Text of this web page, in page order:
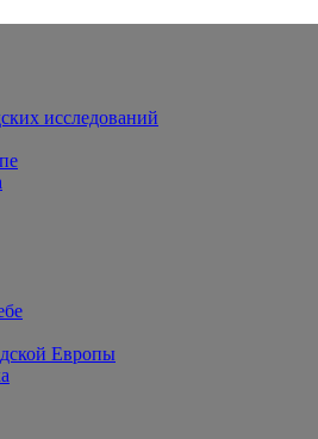
Европа
исследований
Европы